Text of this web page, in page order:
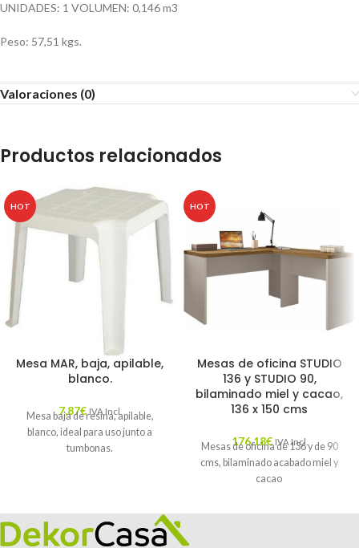
UNIDADES: 1 VOLUMEN: 0,146 m3
Peso: 57,51 kgs.
Valoraciones (0)
Productos relacionados
HOT
Mesa MAR, baja, apilable,
blanco.
7,87€ IVA Incl.
Mesa baja de resina, apilable,
blanco, ideal para uso junto a
tumbonas.
HOT
Mesas de oficina STUDIO
136 y STUDIO 90,
bilaminado miel y cacao,
136 x 150 cms
176,18€ IVA Incl.
Mesas de oficina de 136 y de 90
cms, bilaminado acabado miel y
cacao